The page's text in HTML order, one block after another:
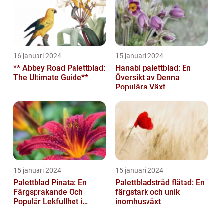
16 januari 2024
** Abbey Road Palettblad:
The Ultimate Guide**
15 januari 2024
Hanabi palettblad: En
Översikt av Denna
Populära Växt
15 januari 2024
Palettblad Pinata: En
Färgsprakande Och
Populär Lekfullhet i
15 januari 2024
Palettbladsträd flätad: En
färgstark och unik
inomhusväxt